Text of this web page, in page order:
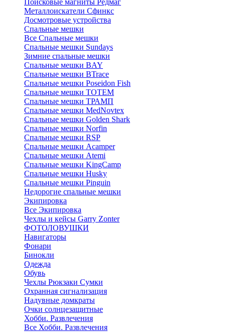
Поисковые магниты Редмаг
Металлоискатели Сфинкс
Досмотровые устройства
Спальные мешки
Все Спальные мешки
Спальные мешки Sundays
Зимние спальные мешки
Спальные мешки BAY
Спальные мешки BTrace
Спальные мешки Poseidon Fish
Спальные мешки ТОТЕМ
Спальные мешки ТРАМП
Cпальные мешки MedNovtex
Спальные мешки Golden Shark
Спальные мешки Norfin
Спальные мешки RSP
Спальные мешки Acamper
Спальные мешки Atemi
Спальные мешки KingCamp
Спальные мешки Husky
Спальные мешки Pinguin
Недорогие спальные мешки
Экипировка
Все Экипировка
Чехлы и кейсы Garry Zonter
ФОТОЛОВУШКИ
Навигаторы
Фонари
Бинокли
Одежда
Обувь
Чехлы Рюкзаки Сумки
Охранная сигнализация
Надувные домкраты
Очки солнцезащитные
Хобби. Развлечения
Все Хобби. Развлечения